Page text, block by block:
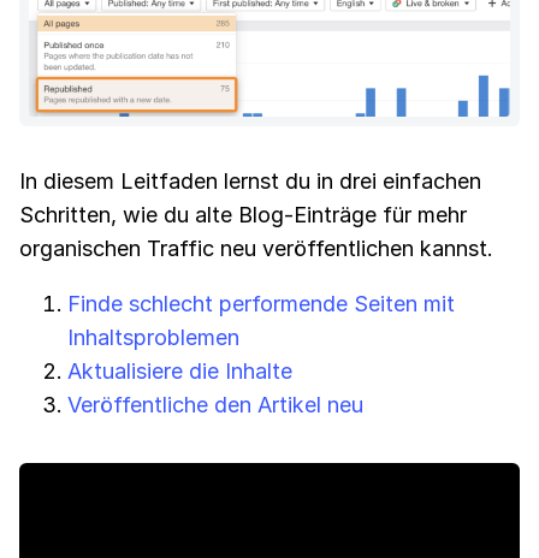
In diesem Leitfaden lernst du in drei einfachen
Schritten, wie du alte Blog-Einträge für mehr
organischen Traffic neu veröffentlichen kannst.
Finde schlecht performende Seiten mit
Inhaltsproblemen
Aktualisiere die Inhalte
Veröffentliche den Artikel neu